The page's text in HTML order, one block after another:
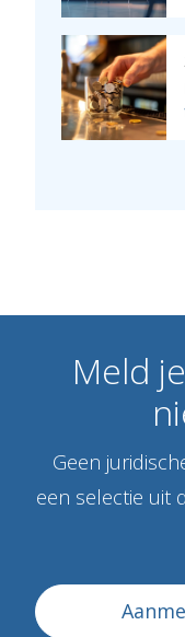
Meld je
Geen
een selectie uit